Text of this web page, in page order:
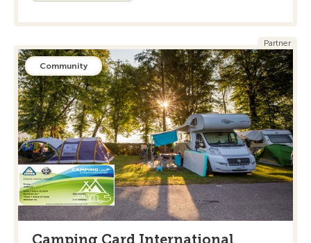
Partner
Community
Camping Card International